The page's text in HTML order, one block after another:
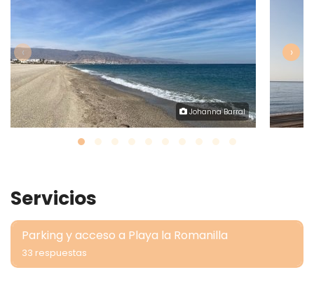
Johanna Barral
‹ ›
Servicios
Parking y acceso a Playa la Romanilla
33 respuestas